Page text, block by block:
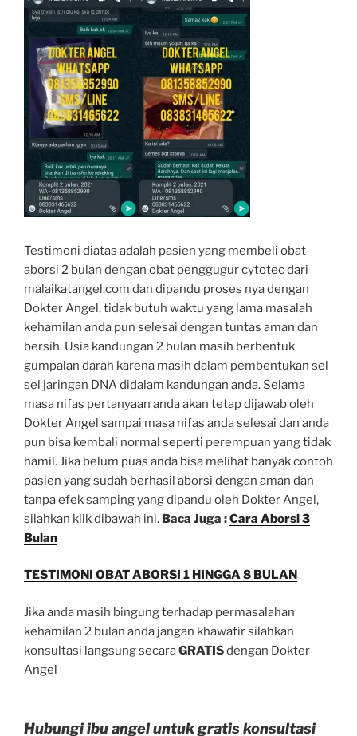
Testimoni diatas adalah pasien yang membeli obat
aborsi 2 bulan dengan obat penggugur cytotec dari
malaikatangel.com dan dipandu proses nya dengan
Dokter Angel, tidak butuh waktu yang lama masalah
kehamilan anda pun selesai dengan tuntas aman dan
bersih. Usia kandungan 2 bulan masih berbentuk
gumpalan darah karena masih dalam pembentukan sel
sel jaringan DNA didalam kandungan anda. Selama
masa nifas pertanyaan anda akan tetap dijawab oleh
Dokter Angel sampai masa nifas anda selesai dan anda
pun bisa kembali normal seperti perempuan yang tidak
hamil. Jika belum puas anda bisa melihat banyak contoh
pasien yang sudah berhasil aborsi dengan aman dan
tanpa efek samping yang dipandu oleh Dokter Angel,
silahkan klik dibawah ini. Baca Juga :Cara Aborsi 3
Bulan
TESTIMONI OBAT ABORSI 1 HINGGA 8 BULAN
Jika anda masih bingung terhadap permasalahan
kehamilan 2 bulan anda jangan khawatir silahkan
konsultasi langsung secaraGRATISdengan Dokter
Angel
Hubungi ibu angel untuk gratis konsultasi